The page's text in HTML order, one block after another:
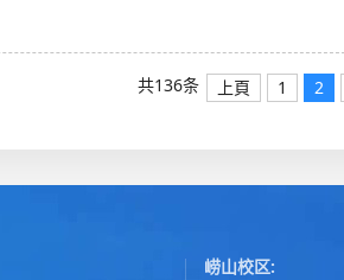
共136条 上頁 1 2
崂山校区: